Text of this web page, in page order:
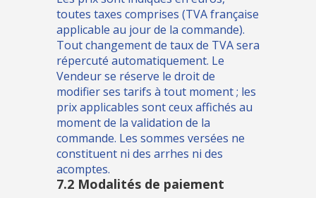
toutes taxes comprises (TVA française
applicable au jour de la commande).
Tout changement de taux de TVA sera
répercuté automatiquement. Le
Vendeur se réserve le droit de
modifier ses tarifs à tout moment ; les
prix applicables sont ceux affichés au
moment de la validation de la
commande. Les sommes versées ne
constituent ni des arrhes ni des
acomptes.
7.2 Modalités de paiement